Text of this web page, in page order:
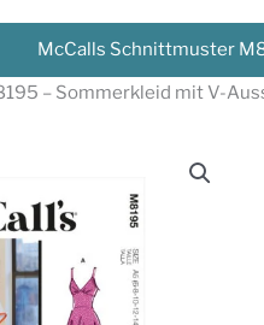
McCalls Schnittmuster
– Sommerkleid mit V-